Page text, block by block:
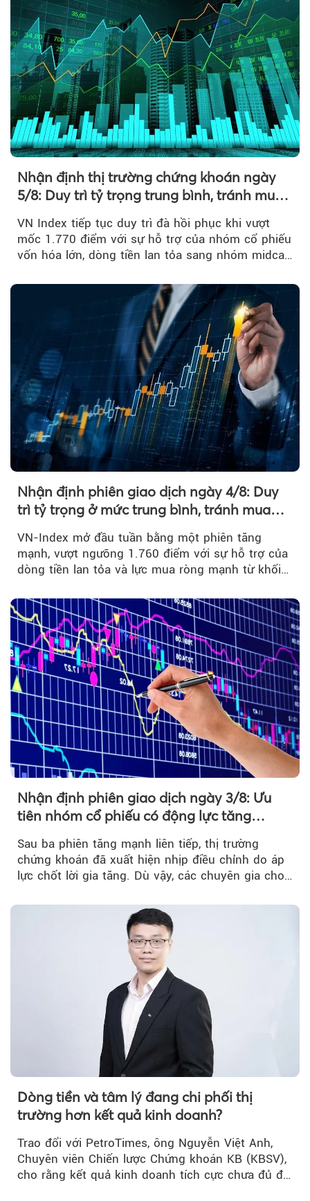
Nhận định thị trường chứng khoán ngày
5/8: Duy trì tỷ trọng trung bình, tránh mua
VN Index tiếp tục duy trì đà hồi phục khi vượt
mốc 1.770 điểm với sự hỗ trợ của nhóm cổ phiếu
vốn hóa lớn, dòng tiền lan tỏa sang nhóm midcap
Nhận định phiên giao dịch ngày 4/8: Duy
trì tỷ trọng ở mức trung bình, tránh mua
VN-Index mở đầu tuần bằng một phiên tăng
mạnh, vượt ngưỡng 1.760 điểm với sự hỗ trợ của
dòng tiền lan tỏa và lực mua ròng mạnh từ khối
Nhận định phiên giao dịch ngày 3/8: Ưu
tiên nhóm cổ phiếu có động lực tăng
Sau ba phiên tăng mạnh liên tiếp, thị trường
chứng khoán đã xuất hiện nhịp điều chỉnh do áp
lực chốt lời gia tăng. Dù vậy, các chuyên gia cho
Dòng tiền và tâm lý đang chi phối thị
trường hơn kết quả kinh doanh?
Trao đổi với PetroTimes, ông Nguyễn Việt Anh,
Chuyên viên Chiến lược Chứng khoán KB (KBSV),
cho rằng kết quả kinh doanh tích cực chưa đủ để